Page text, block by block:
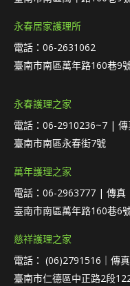
永春居家護理所
電話：06-2631062
臺南市南區萬年路160巷9
永春護理之家
電話：06-2910236~7 |
臺南市南區永春街7號
萬年護理之家
電話：06-2963777 | 傳真
臺南市南區萬年路160巷6
慈祥護理之家
電話： (06)2791516｜傳
臺南市仁德區中正路2段